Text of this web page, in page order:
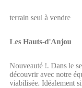
terrain seul à vendre
Les Hauts-d'Anjou
Nouveauté !. Dans le
découvrir avec notre
viabilisée. Idéalement